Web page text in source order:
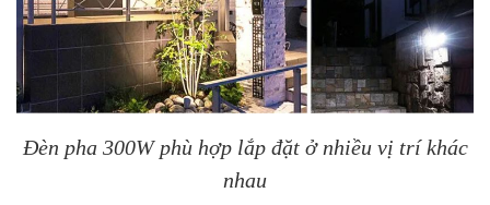
Đèn pha 300W phù hợp lắp đặt ở nhiều vị trí khác
nhau